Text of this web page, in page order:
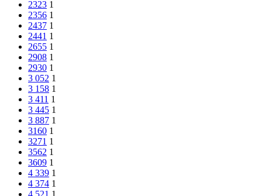
2323 1
2356 1
2437 1
2441 1
2655 1
2908 1
2930 1
3 052 1
3 158 1
3 411 1
3 445 1
3 887 1
3160 1
3271 1
3562 1
3609 1
4 339 1
4 374 1